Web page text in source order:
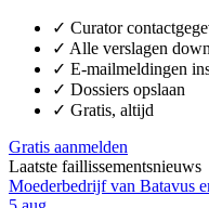
✓ Curator
✓ Alle verslagen
✓ E-mailmeldingen
✓ Dossiers opslaan
✓ Gratis, altijd
Gratis aanmelden
Laatste faillissementsnieuws
Moederbedrijf van Batavus